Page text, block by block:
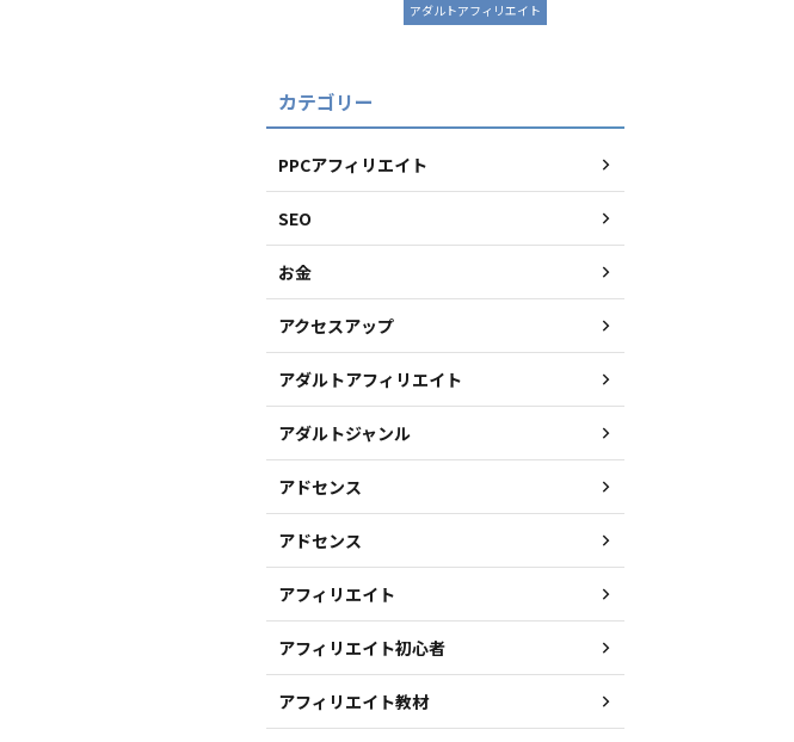
アダルトアフィリエイト
カテゴリー
PPCアフィリエイト
SEO
お金
アクセスアップ
アダルトアフィリエイト
アダルトジャンル
アドセンス
アドセンス
アフィリエイト
アフィリエイト初心者
アフィリエイト教材